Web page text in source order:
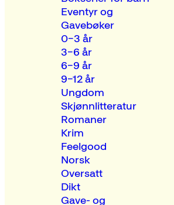
Eventyr og
Gavebøker
0–3 år
3–6 år
6–9 år
9–12 år
Ungdom
Skjønnlitteratur
Romaner
Krim
Feelgood
Norsk
Oversatt
Dikt
Gave- og